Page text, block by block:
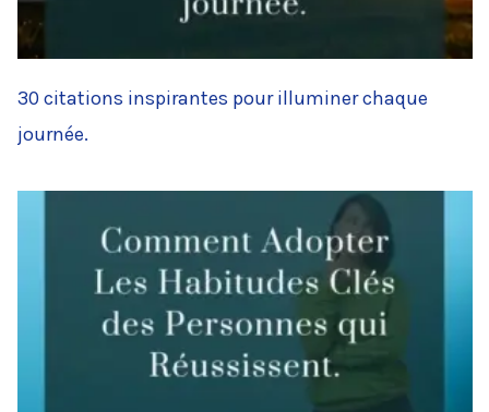
30 citations inspirantes pour illuminer chaque
journée.